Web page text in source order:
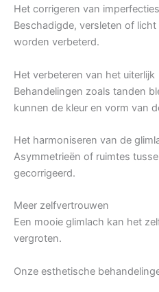
Het corrigeren van imperfecties
Beschadigde, versleten of
worden verbeterd.
Het verbeteren van het uiterlijk
Behandelingen zoals tanden
kunnen de kleur en vorm van
Het harmoniseren van de
Asymmetrieën of ruimtes
gecorrigeerd.
Meer zelfvertrouwen
Een mooie glimlach kan het
vergroten.
Onze esthetische